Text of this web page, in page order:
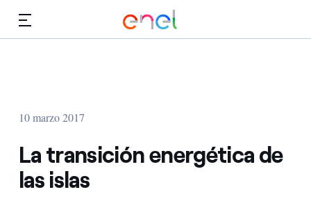
10 marzo 2017
La transición energética de
las islas